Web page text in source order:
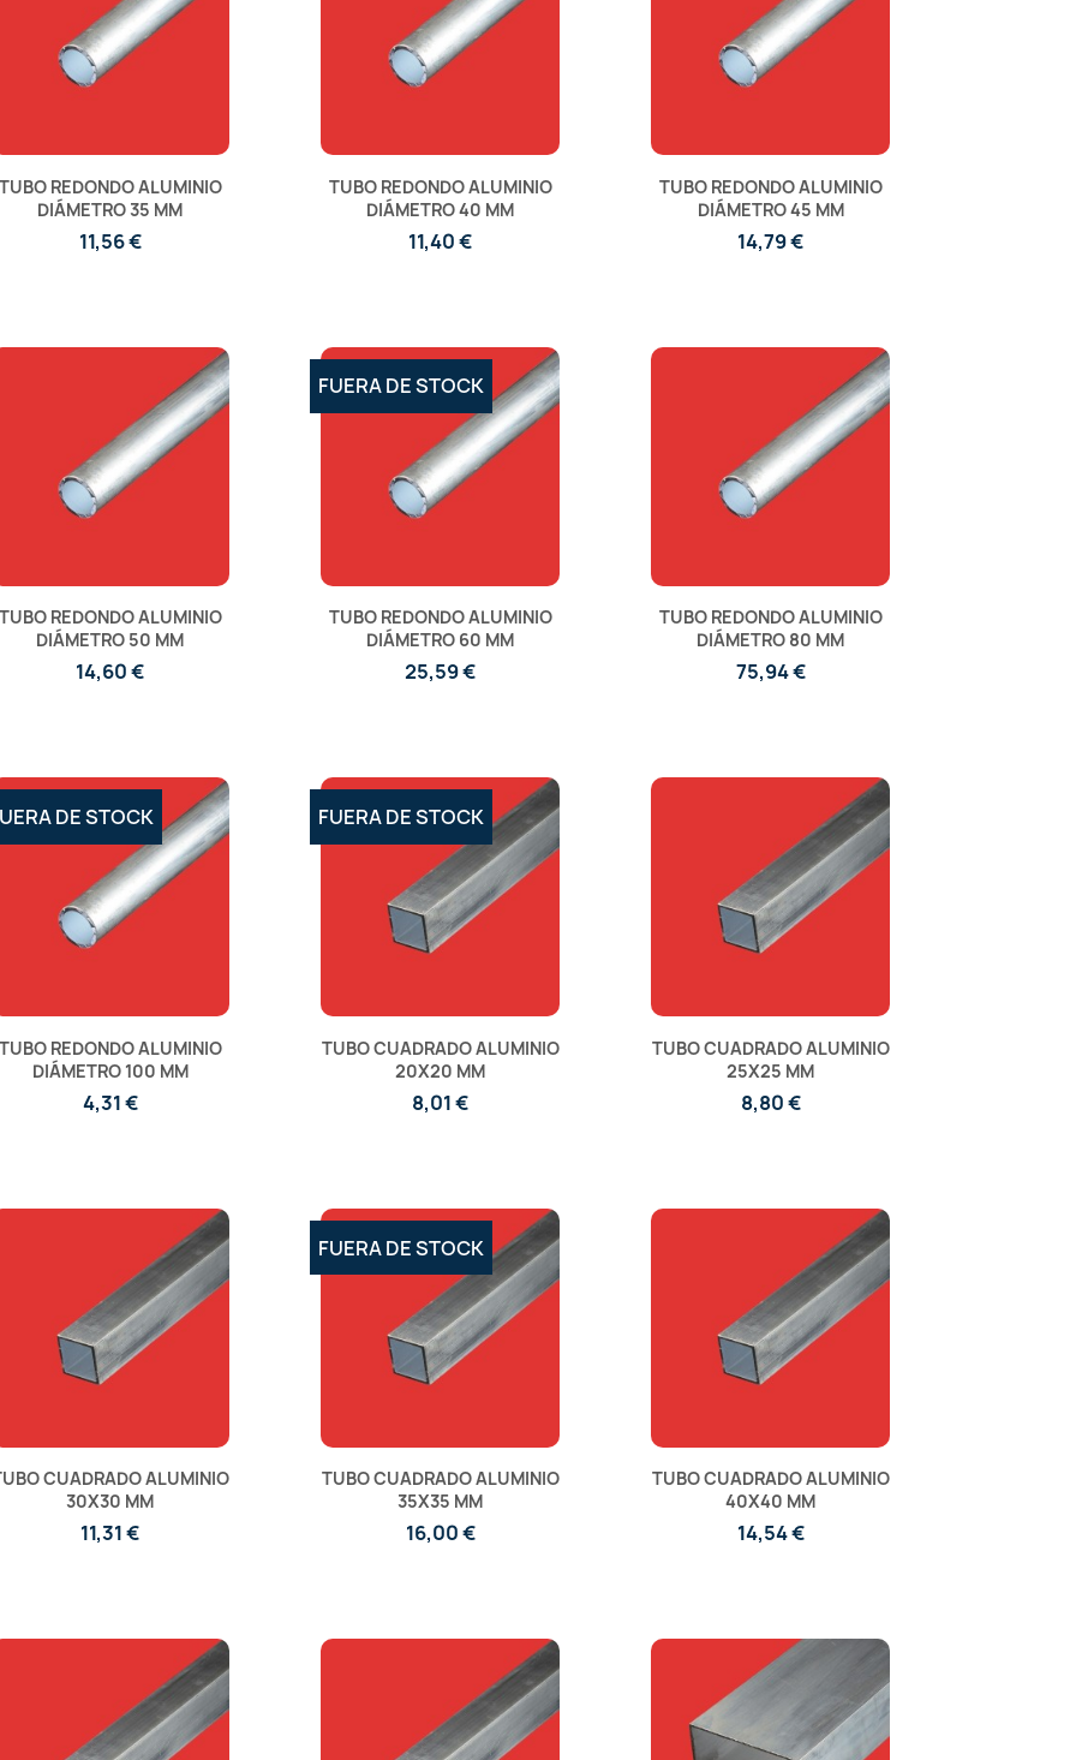
REDONDO ALUMINIO
DIÁMETRO 35 MM
11,56 €
TUBO REDONDO ALUMINIO
DIÁMETRO 40 MM
11,40 €
TUBO REDONDO ALUMINIO
DIÁMETRO 45 MM
14,79 €
REDONDO ALUMINIO
DIÁMETRO 50 MM
14,60 €
TUBO REDONDO ALUMINIO
DIÁMETRO 60 MM
25,59 €
FUERA DE STOCK
TUBO REDONDO ALUMINIO
DIÁMETRO 80 MM
75,94 €
REDONDO ALUMINIO
DIÁMETRO 100 MM
4,31 €
DE STOCK
TUBO CUADRADO ALUMINIO
20X20 MM
8,01 €
FUERA DE STOCK
TUBO CUADRADO ALUMINIO
25X25 MM
8,80 €
CUADRADO ALUMINIO
30X30 MM
11,31 €
TUBO CUADRADO ALUMINIO
35X35 MM
16,00 €
FUERA DE STOCK
TUBO CUADRADO ALUMINIO
40X40 MM
14,54 €